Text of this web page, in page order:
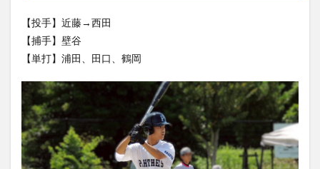
【投手】近藤→西田
【捕手】壁谷
【単打】浦田、田口、鶴岡